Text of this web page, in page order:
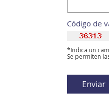
Código de
*Indica un
Se permiten